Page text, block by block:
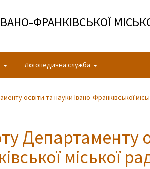
ФРАНКІВСЬКОЇ
Логопедична служба
освіти та науки Івано-Франківської
Департаменту
міської